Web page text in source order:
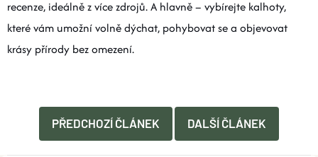
recenze, ideálně z více zdrojů. A hlavně – vybírejte kalhoty,
které vám umožní volně dýchat, pohybovat se a objevovat
krásy přírody bez omezení.
PŘEDCHOZÍ ČLÁNEK DALŠÍ ČLÁNEK